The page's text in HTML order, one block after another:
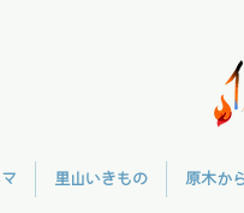
里山いきもの 原木か